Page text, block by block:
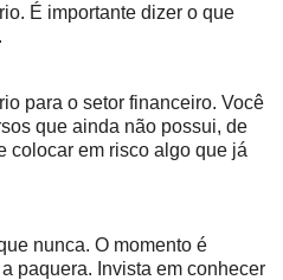
É importante dizer o que
para o setor financeiro. Você
que ainda não possui, de
colocar em risco algo que já
nunca. O momento é
paquera. Invista em conhecer